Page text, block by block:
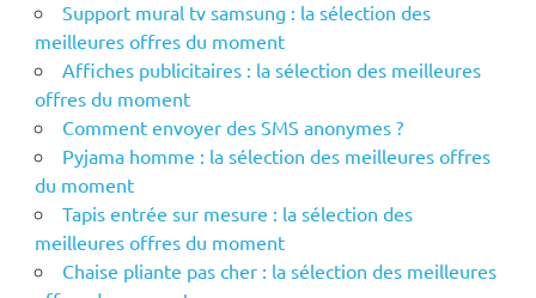
Support mural tv samsung : la sélection des
meilleures offres du moment
Affiches publicitaires : la sélection des meilleures
offres du moment
Comment envoyer des SMS anonymes ?
Pyjama homme : la sélection des meilleures offres
du moment
Tapis entrée sur mesure : la sélection des
meilleures offres du moment
Chaise pliante pas cher : la sélection des meilleures